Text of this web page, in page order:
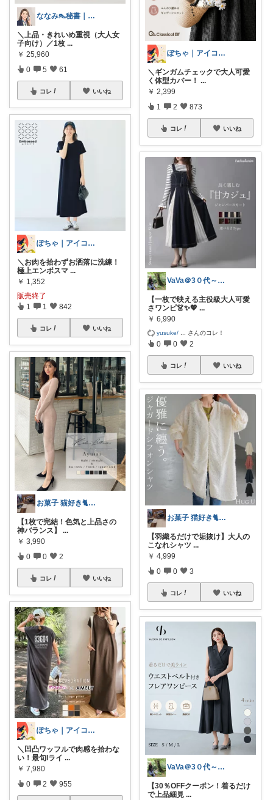
ななみ👠秘書｜何気ない日々に感謝を♡
＼上品・きれいめ重視（大人女
子向け）／1枚 ...
￥ 25,960
0 5 61
コレ いいね
ぽちゃ｜アイコン変えました
＼お肉を拾わずお洒落に洗練！
極上エンボスマ ...
￥ 1,352
販売終了
1 1 842
コレ いいね
お菓子 猫好き🐈 ポラピスroom
【1枚で完結！色気と上品さの
神バランス】 ...
￥ 3,990
0 0 2
コレ いいね
ぽちゃ｜アイコン変えました
＼凹凸ワッフルで肉感を拾わな
い！最旬Iライ ...
￥ 7,980
0 2 955
ぽちゃ｜アイコン変えました
＼ギンガムチェックで大人可愛
く体型カバー！ ...
￥ 2,399
1 2 873
コレ いいね
VaVa＠3０代～初めての都内暮らし
【一枚で映える主役級大人可愛
さワンピ👗✨💖 ...
￥ 6,990
yusuke/ さんのコレ！
0 0 2
コレ いいね
お菓子 猫好き🐈 ポラピスroom
【羽織るだけで垢抜け】大人の
こなれシャツ ...
￥ 4,999
0 0 3
コレ いいね
VaVa＠3０代～初めての都内暮らし
【30％OFFクーポン！着るだけ
で上品細見 ...